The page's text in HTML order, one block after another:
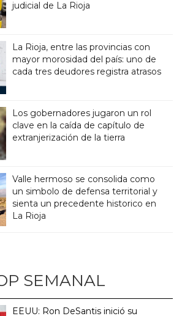
judicial de La Rioja
La Rioja, entre las provincias con
mayor morosidad del país: uno de
cada tres deudores registra atrasos
Los gobernadores jugaron un rol
clave en la caída de capítulo de
extranjerización de la tierra
Valle hermoso se consolida como
un simbolo de defensa territorial y
sienta un precedente historico en
La Rioja
SEMANAL
EEUU: Ron DeSantis inició su